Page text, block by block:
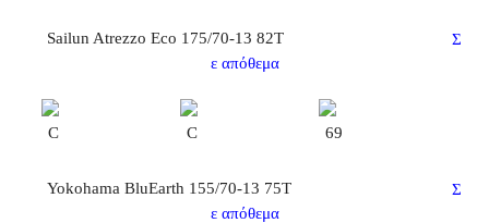
Sailun Atrezzo Eco 175/70-13 82T
Σ
ε απόθεμα
C C 69
Yokohama BluEarth 155/70-13 75T
Σ
ε απόθεμα